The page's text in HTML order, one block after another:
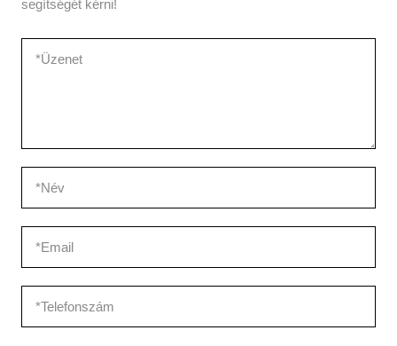
segítségét kérni!